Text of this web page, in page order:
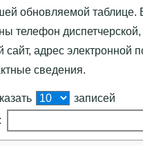
обновляемой таблице.
телефон диспетчерской,
адрес электронной
сведения.
записей